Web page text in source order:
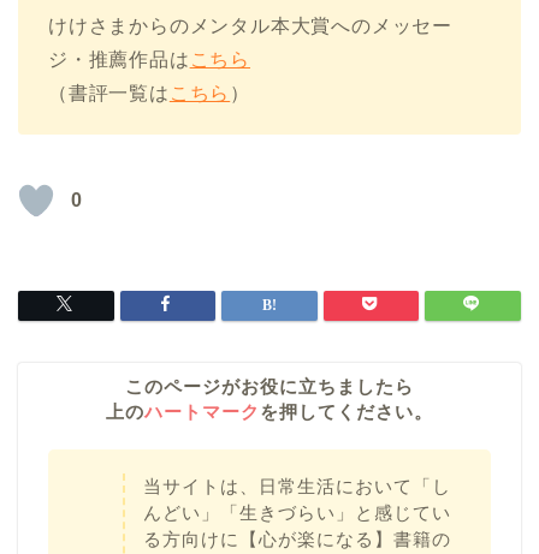
けけさまからのメンタル本大賞へのメッセー
ジ・推薦作品は こちら
（書評一覧は こちら ）
0
このページがお役に立ちましたら
上のハートマーク を押してください。
当サイトは、日常生活において「し
んどい」「生きづらい」と感じてい
る方向けに【心が楽になる】書籍の